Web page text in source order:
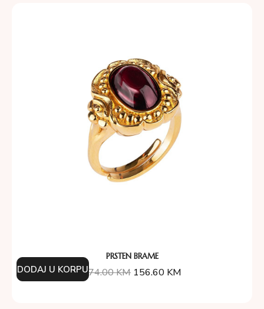
PRSTEN BRAME
174.00KM 156.60 KM
DODAJ U KORPU